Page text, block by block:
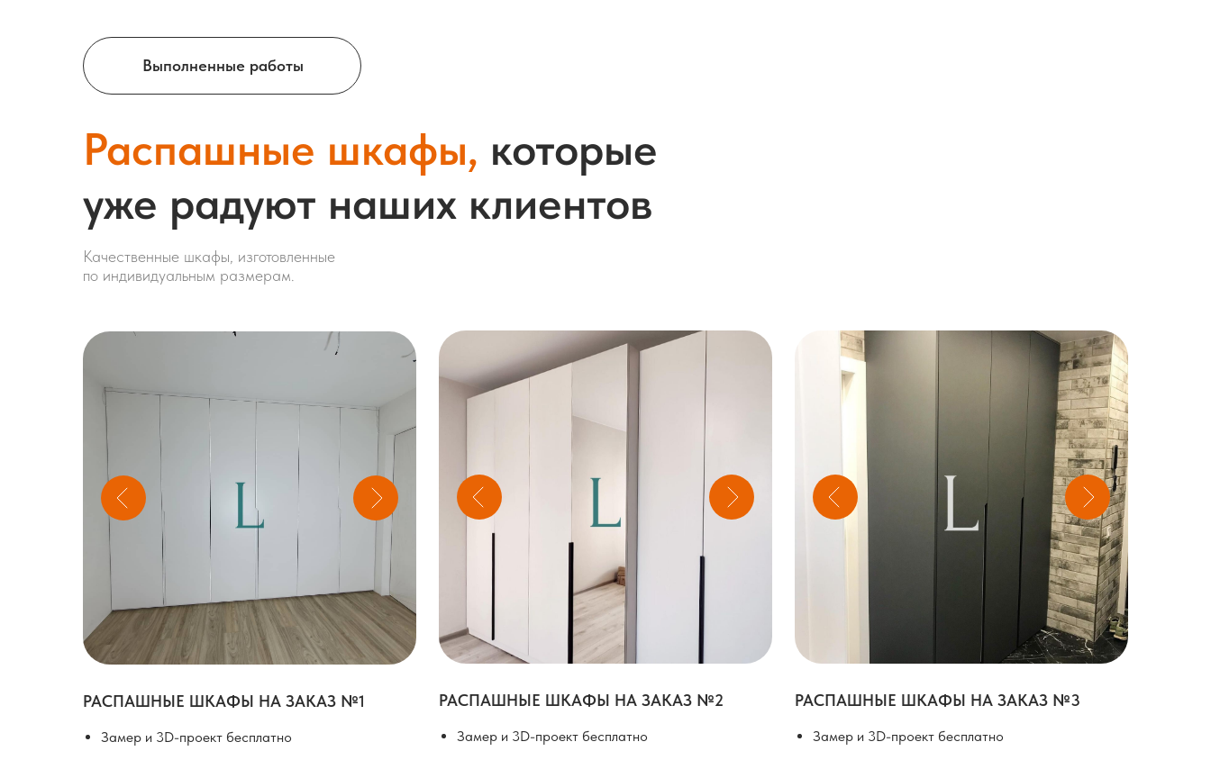
Распашные шкафы, которые
уже радуют наших клиентов
Выполненные работы
Качественные шкафы, изготовленные
по индивидуальным размерам.
РАСПАШНЫЕ ШКАФЫ НА ЗАКАЗ №1
Замер и 3D-проект бесплатно
РАСПАШНЫЕ ШКАФЫ НА ЗАКАЗ №2
Замер и 3D-проект бесплатно
РАСПАШНЫЕ ШКАФЫ НА ЗАКАЗ №3
Замер и 3D-проект бесплатно